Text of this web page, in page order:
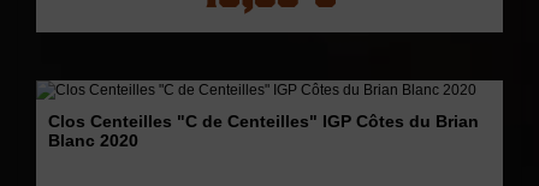
Clos Centeilles "C de Centeilles" IGP Côtes du Brian
Blanc 2020